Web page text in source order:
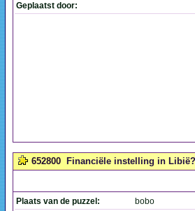
Geplaatst door:
652800 Financiële instelling in
Plaats van de puzzel: bobo